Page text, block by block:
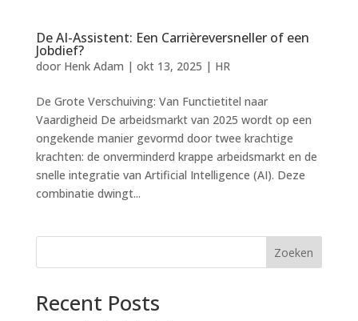
De AI-Assistent: Een Carrièreversneller of een
Jobdief?
door Henk Adam | okt 13, 2025 | HR
De Grote Verschuiving: Van Functietitel naar
Vaardigheid De arbeidsmarkt van 2025 wordt op een
ongekende manier gevormd door twee krachtige
krachten: de onverminderd krappe arbeidsmarkt en de
snelle integratie van Artificial Intelligence (AI). Deze
combinatie dwingt...
Zoeken
Recent Posts